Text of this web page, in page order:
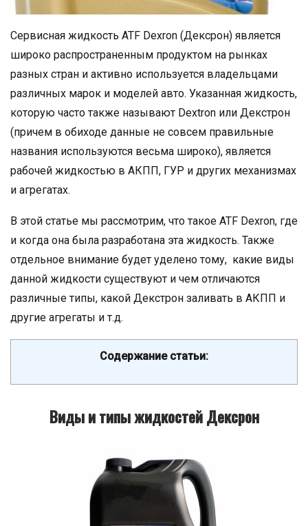
Сервисная жидкость ATF Dexron (Дексрон) является
широко распространенным продуктом на рынках
разных стран и активно используется владельцами
различных марок и моделей авто. Указанная жидкость,
которую часто также называют Dextron или Декстрон
(причем в обиходе данные не совсем правильные
названия используются весьма широко), является
рабочей жидкостью в АКПП, ГУР и других механизмах
и агрегатах.
В этой статье мы рассмотрим, что такое ATF Dexron, где
и когда она была разработана эта жидкость. Также
отдельное внимание будет уделено тому, какие виды
данной жидкости существуют и чем отличаются
различные типы, какой Декстрон заливать в АКПП и
другие агрегаты и т.д.
Содержание статьи:
Виды и типы жидкостей Дексрон